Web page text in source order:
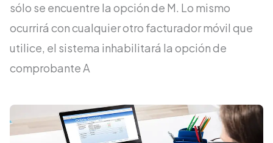
sólo se encuentre la opción de M. Lo mismo
ocurrirá con cualquier otro facturador móvil que
utilice, el sistema inhabilitará la opción de
comprobante A